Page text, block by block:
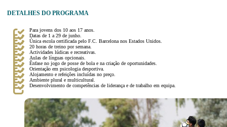
DETALHES DO PROGRAMA
Para jovens dos 10 aos 17 anos.
Datas de 1 a 29 de junho.
Única escola certificada pelo F.C. Barcelona nos Estados Unidos.
20 horas de treino por semana.
Actividades lúdicas e recreativas.
Aulas de línguas opcionais.
Ênfase no jogo de posse de bola e na criação de oportunidades.
Orientação em psicologia desportiva.
Alojamento e refeições incluídas no preço.
Ambiente plural e multicultural.
Desenvolvimento de competências de liderança e de trabalho em equipa.